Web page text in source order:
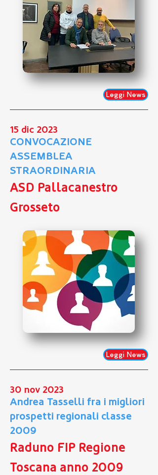
Leggi News
15 dic 2023
CONVOCAZIONE
ASSEMBLEA
STRAORDINARIA
ASD Pallacanestro
Grosseto
Leggi News
30 nov 2023
Andrea Tasselli fra i migliori
prospetti regionali classe
2009
Raduno FIP Regione
Toscana anno 2009